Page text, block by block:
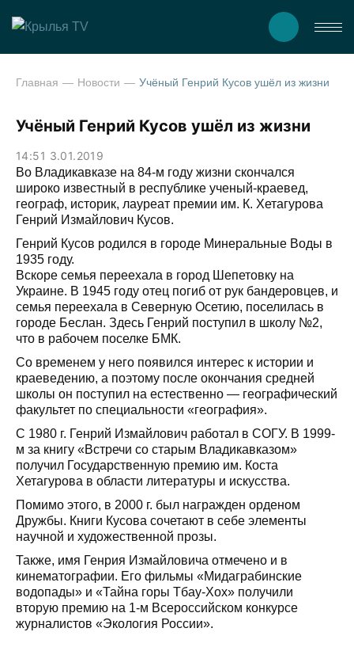
Главная Новости Учёный Генрий Кусов ушёл из жизни
Учёный Генрий Кусов ушёл из жизни
14:51 3.01.2019
Во Владикавказе на 84-м году жизни скончался
широко известный в республике ученый-краевед,
географ, историк, лауреат премии им. К. Хетагурова
Генрий Измайлович Кусов.
Генрий Кусов родился в городе Минеральные Воды в
1935 году.
Вскоре семья переехала в город Шепетовку на
Украине. В 1945 году отец погиб от рук бандеровцев, и
семья переехала в Северную Осетию, поселилась в
городе Беслан. Здесь Генрий поступил в школу №2,
что в рабочем поселке БМК.
Со временем у него появился интерес к истории и
краеведению, а поэтому после окончания средней
школы он поступил на естественно — географический
факультет по специальности «география».
С 1980 г. Генрий Измайлович работал в СОГУ. В 1999-
м за книгу «Встречи со старым Владикавказом»
получил Государственную премию им. Коста
Хетагурова в области литературы и искусства.
Помимо этого, в 2000 г. был награжден орденом
Дружбы. Книги Кусова сочетают в себе элементы
научной и художественной прозы.
Также, имя Генрия Измайловича отмечено и в
кинематографии. Его фильмы «Мидаграбинские
водопады» и «Тайна горы Тбау-Хох» получили
вторую премию на 1-м Всероссийском конкурсе
журналистов «Экология России».